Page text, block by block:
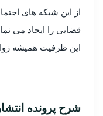
از این شبکه های
قضایی را ایجاد می
این ظرفیت همیشه
شرح پرونده